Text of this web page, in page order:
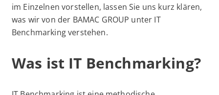
im Einzelnen vorstellen, lassen Sie uns kurz klären,
was wir von der BAMAC GROUP unter IT
Benchmarking verstehen.
Was ist IT Benchmarking?